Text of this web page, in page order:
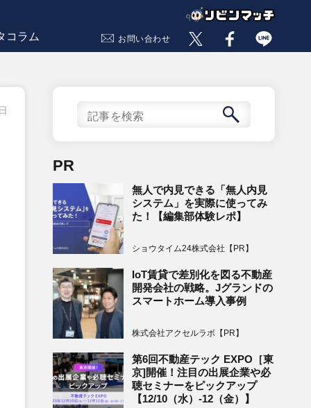
コラム お問い合わせ
PR
無人で内見できる「無人内見
システム」を実際に使ってみ
た！【編集部体験レポ】
ショウタイム24株式会社【PR】
IoT賃貸で差別化を図る不動産
開発会社の戦略。Jグランドの
スマートホーム導入事例
株式会社アクセルラボ【PR】
第6回不動産テック EXPO［東
京]開催！注目の出展企業や必
聴セミナーをピックアップ
【12/10（水）-12（金）】